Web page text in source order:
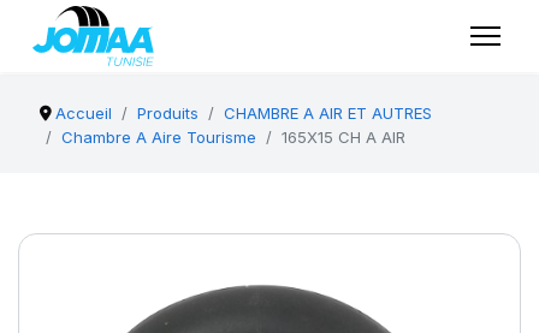
Accueil Produits
CHAMBRE A AIR ET AUTRES
Chambre A Aire Tourisme
165X15 CH A AIR